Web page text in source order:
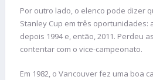
Por outro lado, o elenco pode dizer
Stanley Cup em três oportunidades:
depois 1994 e, então, 2011. Perdeu
contentar com o vice-campeonato.
Em 1982, o Vancouver fez uma boa